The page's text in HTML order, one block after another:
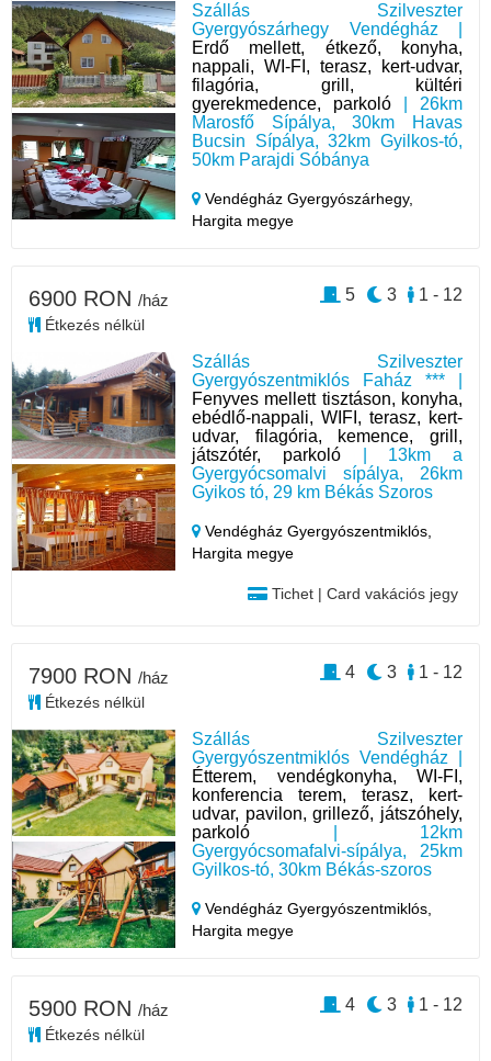
Szállás Szilveszter
Gyergyószárhegy Vendégház |
Erdő mellett, étkező, konyha,
nappali, WI-FI, terasz, kert-udvar,
filagória, grill, kültéri
gyerekmedence, parkoló | 26km
Marosfő Sípálya, 30km Havas
Bucsin Sípálya, 32km Gyilkos-tó,
50km Parajdi Sóbánya
Vendégház Gyergyószárhegy,
Hargita megye
Szállás Szilveszter
Gyergyószentmiklós Faház *** |
Fenyves mellett tisztáson, konyha,
ebédlő-nappali, WIFI, terasz, kert-
udvar, filagória, kemence, grill,
játszótér, parkoló| 13km a
Gyergyócsomalvi sípálya, 26km
Gyikos tó, 29 km Békás Szoros
Vendégház Gyergyószentmiklós,
Hargita megye
Tichet | Card vakációs jegy
6900 RON /ház
Étkezés nélkül
1 - 12
3
5
Szállás Szilveszter
Gyergyószentmiklós Vendégház |
Étterem, vendégkonyha, WI-FI,
konferencia terem, terasz, kert-
udvar, pavilon, grillező, játszóhely,
parkoló | 12km
Gyergyócsomafalvi-sípálya, 25km
Gyilkos-tó, 30km Békás-szoros
Vendégház Gyergyószentmiklós,
Hargita megye
7900 RON /ház
Étkezés nélkül
1 - 12
3
4
5900 RON /ház
Étkezés nélkül
1 - 12
3
4